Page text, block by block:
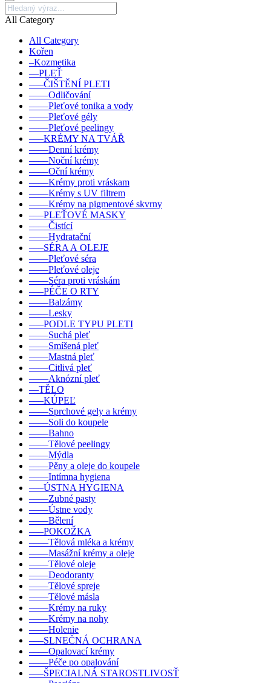
All Category
All Category
Kořen
–Kozmetika
––PLEŤ
–––ČIŠTĚNÍ PLETI
––––Odličování
––––Pleťové tonika a vody
––––Pleťové gély
––––Pleťové peelingy
–––KRÉMY NA TVÁŘ
––––Denní krémy
––––Noční krémy
––––Oční krémy
––––Krémy proti vráskam
––––Krémy s UV filtrem
––––Krémy na pigmentové skvrny
–––PLEŤOVÉ MASKY
––––Čistící
––––Hydratační
–––SÉRA A OLEJE
––––Pleťové séra
––––Pleťové oleje
––––Séra proti vráskám
–––PÉČE O RTY
––––Balzámy
––––Lesky
–––PODLE TYPU PLETI
––––Suchá pleť
––––Smíšená pleť
––––Mastná pleť
––––Citlivá pleť
––––Aknózní pleť
––TĚLO
–––KÚPEĽ
––––Sprchové gely a krémy
––––Soli do koupele
––––Bahno
––––Tělové peelingy
––––Mýdla
––––Pěny a oleje do koupele
––––Intímna hygiena
–––ÚSTNA HYGIENA
––––Zubné pasty
––––Ústne vody
––––Bělení
–––POKOŽKA
––––Tělová mléka a krémy
––––Masážní krémy a oleje
––––Tělové oleje
––––Deodoranty
––––Tělové spreje
––––Tělové másla
––––Krémy na ruky
––––Krémy na nohy
––––Holenie
–––SLNEČNÁ OCHRANA
––––Opalovací krémy
––––Péče po opalování
–––ŠPECIALNÁ STAROSTLIVOSŤ